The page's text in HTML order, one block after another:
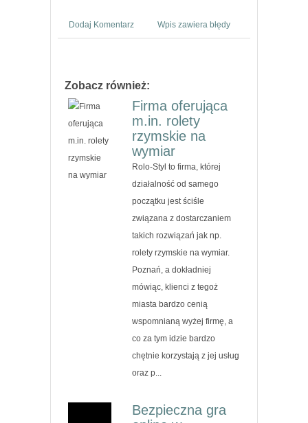
Dodaj Komentarz Wpis zawiera błędy
Zobacz również:
Firma oferująca
m.in. rolety
rzymskie na
wymiar
Rolo-Styl to firma, której
działalność od samego
początku jest ściśle
związana z dostarczaniem
takich rozwiązań jak np.
rolety rzymskie na wymiar.
Poznań, a dokładniej
mówiąc, klienci z tegoż
miasta bardzo cenią
wspomnianą wyżej firmę, a
co za tym idzie bardzo
chętnie korzystają z jej usług
oraz p...
Bezpieczna gra